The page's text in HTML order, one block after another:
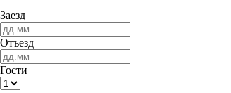
Заезд
Отъезд
Гости